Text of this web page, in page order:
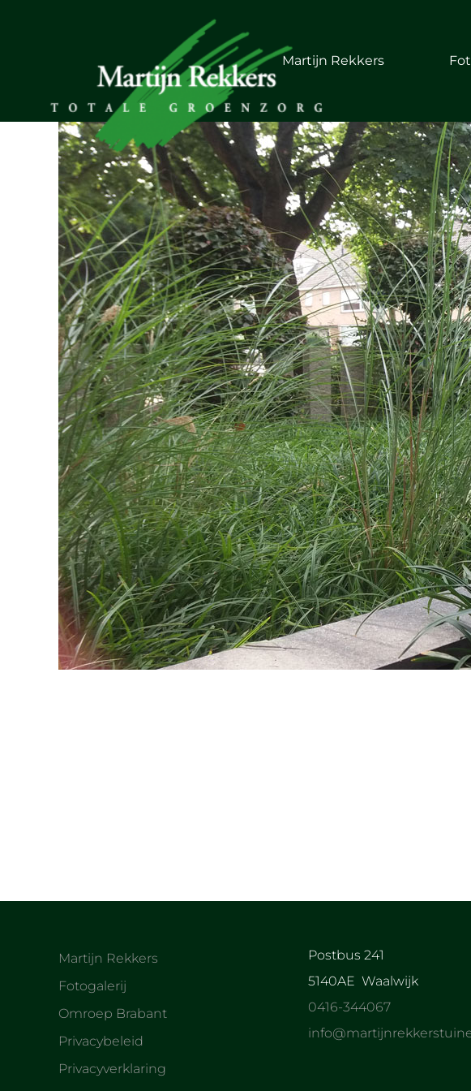
Martijn Rekkers
Martijn Rekkers
Fotogalerij
Omroep Brabant
Privacybeleid
Privacyverklaring
Postbus 241
5140AE Waalwijk
0416-344067